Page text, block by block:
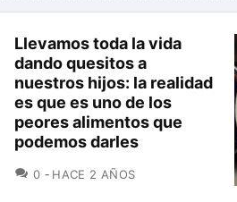
Llevamos toda la vida
dando quesitos a
nuestros hijos: la realidad
es que es uno de los
peores alimentos que
podemos darles
0 COMENTARIOS
HACE 2 AÑOS